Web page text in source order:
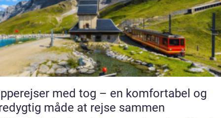
med tog – en komfortabel og
måde at rejse sammen